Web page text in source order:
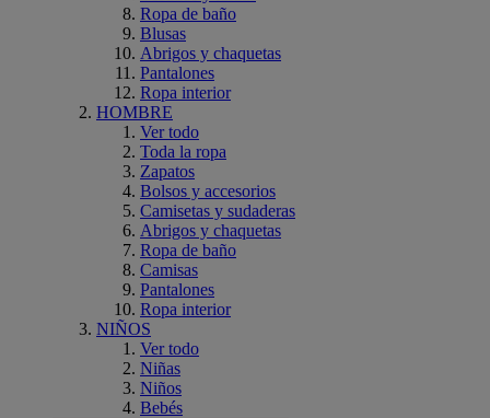
Ropa de baño
Blusas
Abrigos y chaquetas
Pantalones
Ropa interior
HOMBRE
Ver todo
Toda la ropa
Zapatos
Bolsos y accesorios
Camisetas y sudaderas
Abrigos y chaquetas
Ropa de baño
Camisas
Pantalones
Ropa interior
NIÑOS
Ver todo
Niñas
Niños
Bebés